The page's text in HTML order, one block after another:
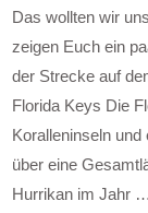
Das wollten wir
zeigen Euch ein
der Strecke auf
Florida Keys Die
Koralleninseln
über eine
Hurrikan im Jahr …